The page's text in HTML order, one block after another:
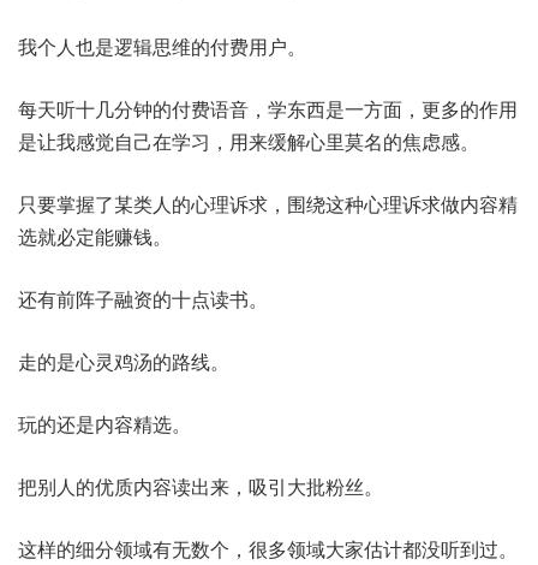
我个人也是逻辑思维的付费用户。
每天听十几分钟的付费语音，学东西是一方面，更多的作用
是让我感觉自己在学习，用来缓解心里莫名的焦虑感。
只要掌握了某类人的心理诉求，围绕这种心理诉求做内容精
选就必定能赚钱。
还有前阵子融资的十点读书。
走的是心灵鸡汤的路线。
玩的还是内容精选。
把别人的优质内容读出来，吸引大批粉丝。
这样的细分领域有无数个，很多领域大家估计都没听到过。